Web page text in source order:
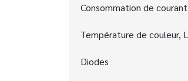
Consommation de courant
Température de couleur,
Diodes